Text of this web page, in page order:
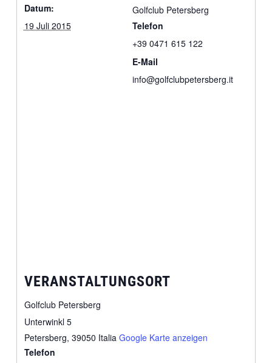
Datum:
19 Juli 2015
Golfclub Petersberg
Telefon
+39 0471 615 122
E-Mail
info@golfclubpetersberg.it
VERANSTALTUNGSORT
Golfclub Petersberg
Unterwinkl 5
Petersberg, 39050 Italia Google Karte anzeigen
Telefon